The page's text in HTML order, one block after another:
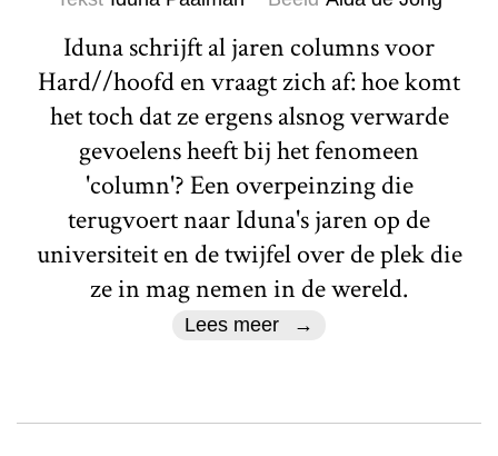
Iduna schrijft al jaren columns voor
Hard//hoofd en vraagt zich af: hoe komt
het toch dat ze ergens alsnog verwarde
gevoelens heeft bij het fenomeen
'column'? Een overpeinzing die
terugvoert naar Iduna's jaren op de
universiteit en de twijfel over de plek die
ze in mag nemen in de wereld.
Lees meer